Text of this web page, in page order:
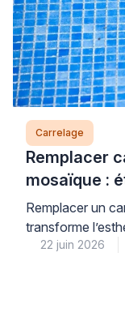
Carrelage
Remplacer
mosaïque :
durable
Remplacer un
transforme
opération
22 juin 2026